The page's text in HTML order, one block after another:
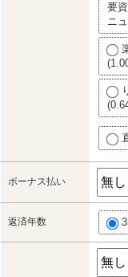
要
ニ
ボーナス払い
返済年数